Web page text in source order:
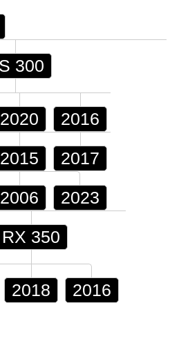
300
2020 2016
2015 2017
2006 2023
RX 350
2018 2016